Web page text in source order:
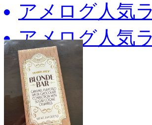
アメログ人気
アメログ人気